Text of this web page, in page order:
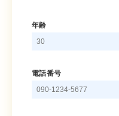
年齢
電話番号